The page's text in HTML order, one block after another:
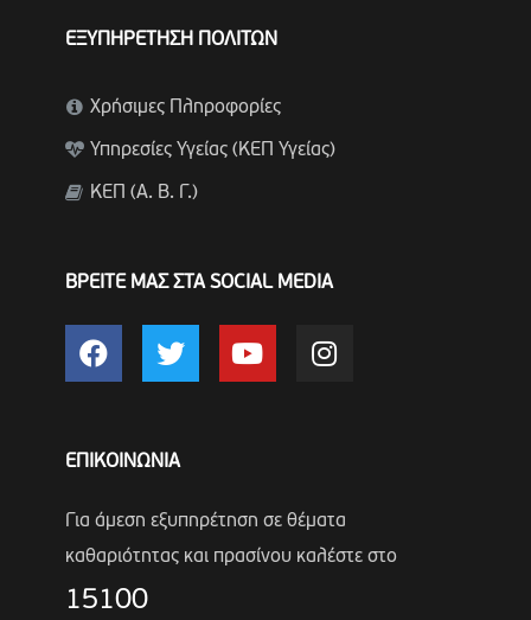
ΕΞΥΠΗΡΕΤΗΣΗ ΠΟΛΙΤΩΝ
Χρήσιμες Πληροφορίες
Υπηρεσίες Υγείας (ΚΕΠ Υγείας)
ΚΕΠ (Α. Β. Γ.)
ΒΡΕΙΤΕ ΜΑΣ ΣΤΑ SOCIAL MEDIA
ΕΠΙΚΟΙΝΩΝΙΑ
Για άμεση εξυπηρέτηση σε θέματα
καθαριότητας και πρασίνου καλέστε στο
15100